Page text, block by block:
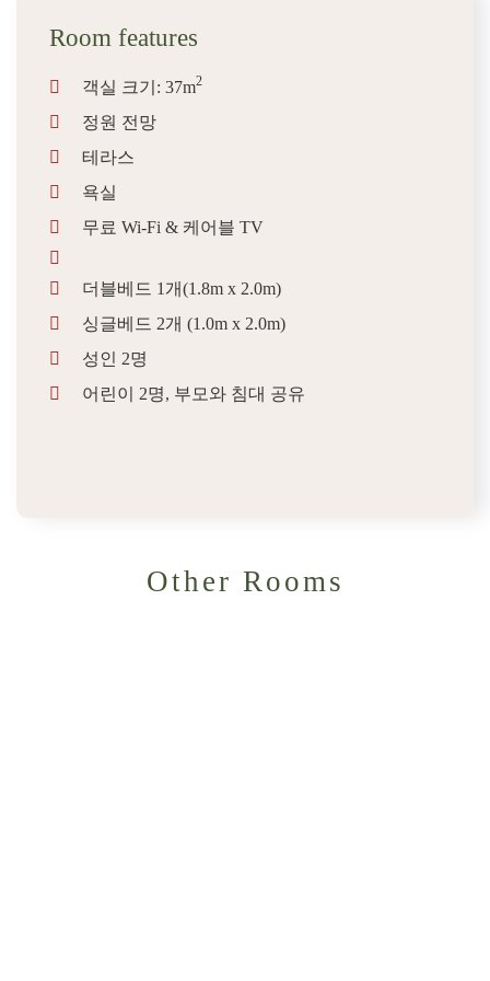
Room features
객실 크기: 37m2
정원 전망
테라스
욕실
무료 Wi-Fi & 케어블 TV
더블베드 1개(1.8m x 2.0m)
싱글베드 2개 (1.0m x 2.0m)
성인 2명
어린이 2명, 부모와 침대 공유
Other Rooms